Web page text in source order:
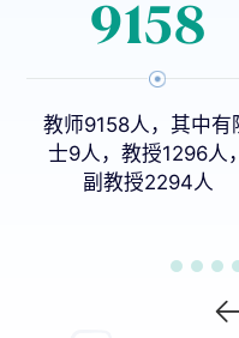
342
博士生导师1554人，
士生导师2039人